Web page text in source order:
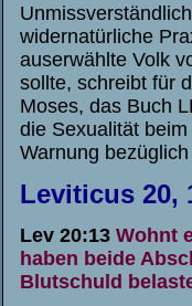
widernatürliche
auserwählte Volk
sollte, schreibt für
Moses, das Buch
die Sexualität
Warnung
Leviticus 20,
Lev 20:13 Wohnt
haben beide
Blutschuld